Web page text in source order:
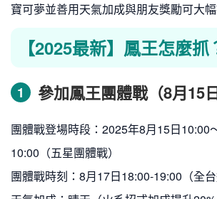
寶可夢並善用天氣加成與朋友獎勵可大
【2025最新】鳳王怎麼抓
1 參加鳳王團體戰（8月15
團體戰登場時段：2025年8月15日10:00
10:00（五星團體戰）
團體戰時刻：8月17日18:00-19:00（全台